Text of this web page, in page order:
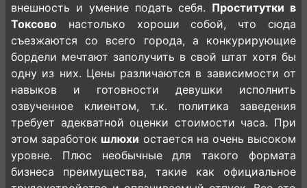
внешность и умение подать себя. Проститутки в
Токсово настолько хороши собой, что сюда
съезжаются со всего города, а конкурирующие
бордели мечтают заполучить в свой штат хотя бы
одну из них. Цены различаются в зависимости от
навыков и готовности девушки исполнить
озвученное клиентом, т.к. политика заведения
требует адекватной оценки стоимости часа. При
этом заработок шлюхи остается на очень высоком
уровне. Плюс необычные для такого формата
бизнеса преимущества, такие как официальное